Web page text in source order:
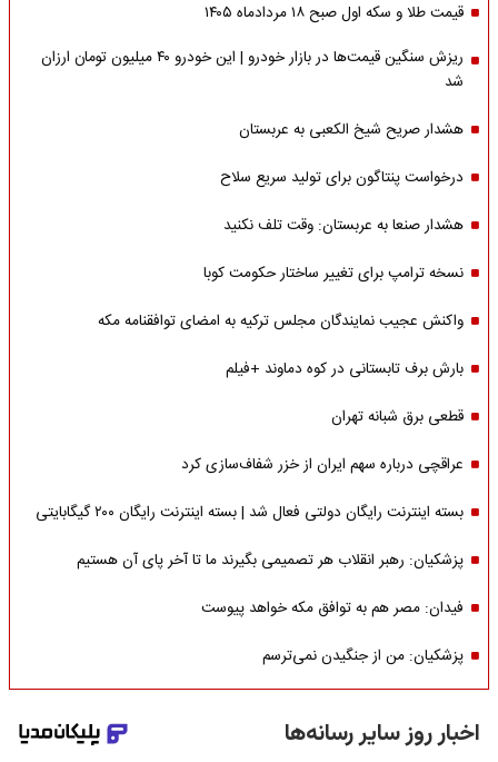
قیمت طلا و سکه اول صبح ۱۸ مردادماه ۱۴۰۵
ریزش سنگین قیمت‌ها در بازار خودرو | این خودرو ۴۰ میلیون تومان ارزان
شد
هشدار صریح شیخ الکعبی به عربستان
درخواست پنتاگون برای تولید سریع سلاح
هشدار صنعا به عربستان: وقت تلف نکنید
نسخه ترامپ برای تغییر ساختار حکومت کوبا
واکنش عجیب نمایندگان مجلس ترکیه به امضای توافقنامه مکه
بارش برف تابستانی در کوه دماوند +فیلم
قطعی برق شبانه تهران
عراقچی درباره سهم ایران از خزر شفاف‌سازی کرد
بسته اینترنت رایگان دولتی فعال شد | بسته اینترنت رایگان ۲۰۰ گیگابایتی
پزشکیان: رهبر انقلاب هر تصمیمی بگیرند ما تا آخر پای آن هستیم
فیدان: مصر هم به توافق مکه خواهد پیوست
پزشکیان: من از جنگیدن نمی‌ترسم